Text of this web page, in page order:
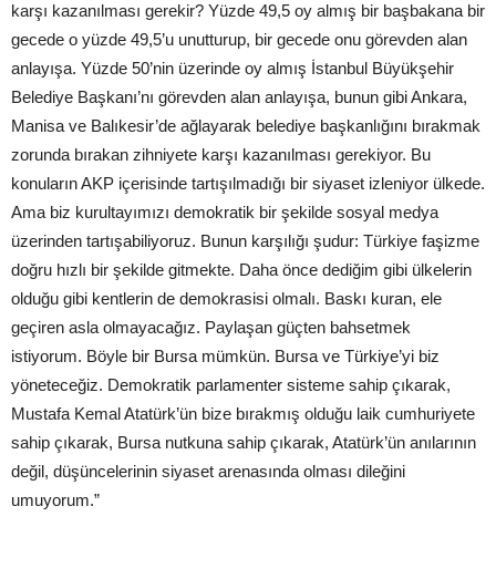
karşı kazanılması gerekir? Yüzde 49,5 oy almış bir başbakana bir
gecede o yüzde 49,5’u unutturup, bir gecede onu görevden alan
anlayışa. Yüzde 50’nin üzerinde oy almış İstanbul Büyükşehir
Belediye Başkanı’nı görevden alan anlayışa, bunun gibi Ankara,
Manisa ve Balıkesir’de ağlayarak belediye başkanlığını bırakmak
zorunda bırakan zihniyete karşı kazanılması gerekiyor. Bu
konuların AKP içerisinde tartışılmadığı bir siyaset izleniyor ülkede.
Ama biz kurultayımızı demokratik bir şekilde sosyal medya
üzerinden tartışabiliyoruz. Bunun karşılığı şudur: Türkiye faşizme
doğru hızlı bir şekilde gitmekte. Daha önce dediğim gibi ülkelerin
olduğu gibi kentlerin de demokrasisi olmalı. Baskı kuran, ele
geçiren asla olmayacağız. Paylaşan güçten bahsetmek
istiyorum. Böyle bir Bursa mümkün. Bursa ve Türkiye’yi biz
yöneteceğiz. Demokratik parlamenter sisteme sahip çıkarak,
Mustafa Kemal Atatürk’ün bize bırakmış olduğu laik cumhuriyete
sahip çıkarak, Bursa nutkuna sahip çıkarak, Atatürk’ün anılarının
değil, düşüncelerinin siyaset arenasında olması dileğini
umuyorum.”